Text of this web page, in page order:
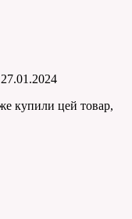
27.01.2024
купили цей товар,